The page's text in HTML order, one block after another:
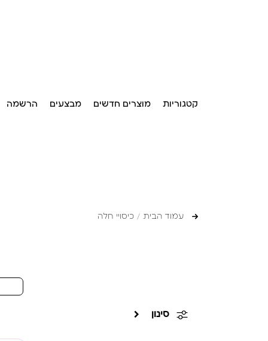
קטגוריות מוצרים חדשים מבצעים הרשמה
עמוד הבית כיסויי חלה
סינון